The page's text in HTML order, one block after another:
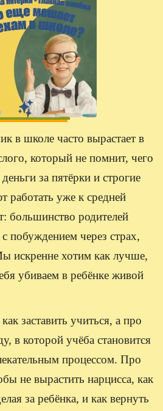
в школе часто вырастает в
который не помнит, чего
за пятёрки и строгие
работать уже к средней
большинство родителей
побуждением через страх,
искренне хотим как лучше,
убиваем в ребёнке живой
заставить учиться, а про
в которой учёба становится
процессом. Про
не вырастить нарцисса, как
за ребёнка, и как вернуть